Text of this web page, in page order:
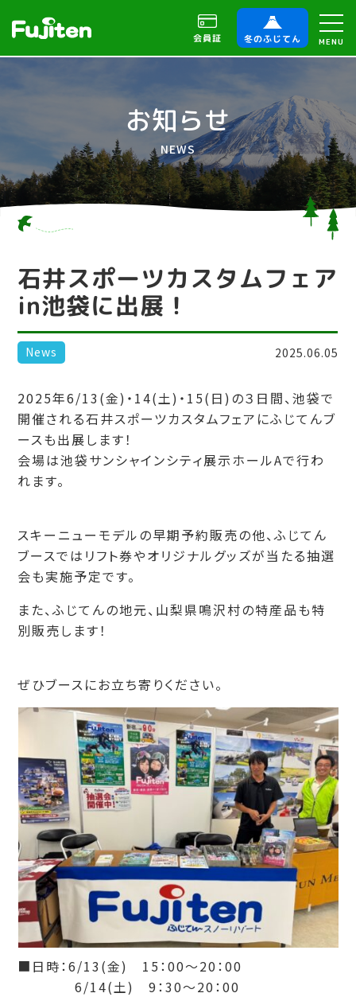
会員証 冬のふじてん MENU
お知らせ
NEWS
石井スポーツカスタムフェア
in池袋に出展！
News 2025.06.05
2025年6/13(金)・14(土)・15(日)の３日間、池袋で
開催される石井スポーツカスタムフェアにふじてんブ
ースも出展します！
会場は池袋サンシャインシティ展示ホールAで行わ
れます。
スキーニューモデルの早期予約販売の他、ふじてん
ブースではリフト券やオリジナルグッズが当たる抽選
会も実施予定です。
また、ふじてんの地元、山梨県鳴沢村の特産品も特
別販売します！
ぜひブースにお立ち寄りください。
■日時：6/13(金) 15：00～20：00
6/14(土) 9：30～20：00